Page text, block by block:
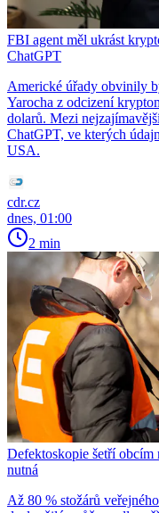
FBI agent měl ukrást
ChatGPT
Americké úřady obvinily
Yarocha z odcizení
dolarů. Mezi
ChatGPT, ve kterých
USA.
cdr.cz
dnes, 01:00
2 min
Defektoskopie šetří
nutná
Až 80 % stožárů